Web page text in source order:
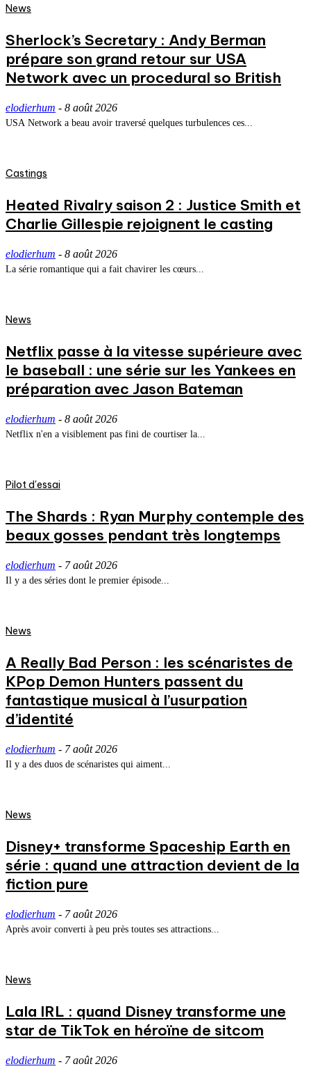
News
Sherlock’s Secretary : Andy Berman
prépare son grand retour sur USA
Network avec un procedural so British
elodierhum - 8 août 2026
USA Network a beau avoir traversé quelques turbulences ces...
Castings
Heated Rivalry saison 2 : Justice Smith et
Charlie Gillespie rejoignent le casting
elodierhum - 8 août 2026
La série romantique qui a fait chavirer les cœurs...
News
Netflix passe à la vitesse supérieure avec
le baseball : une série sur les Yankees en
préparation avec Jason Bateman
elodierhum - 8 août 2026
Netflix n'en a visiblement pas fini de courtiser la...
Pilot d'essai
The Shards : Ryan Murphy contemple des
beaux gosses pendant très longtemps
elodierhum - 7 août 2026
Il y a des séries dont le premier épisode...
News
A Really Bad Person : les scénaristes de
KPop Demon Hunters passent du
fantastique musical à l’usurpation
d’identité
elodierhum - 7 août 2026
Il y a des duos de scénaristes qui aiment...
News
Disney+ transforme Spaceship Earth en
série : quand une attraction devient de la
fiction pure
elodierhum - 7 août 2026
Après avoir converti à peu près toutes ses attractions...
News
Lala IRL : quand Disney transforme une
star de TikTok en héroïne de sitcom
elodierhum - 7 août 2026